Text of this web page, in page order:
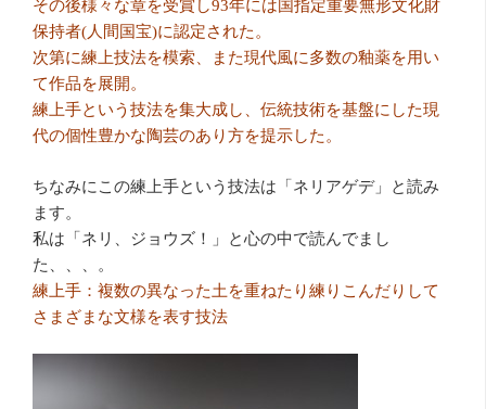
その後様々な章を受賞し93年には国指定重要無形文化財
保持者(人間国宝)に認定された。
次第に練上技法を模索、また現代風に多数の釉薬を用い
て作品を展開。
練上手という技法を集大成し、伝統技術を基盤にした現
代の個性豊かな陶芸のあり方を提示した。
ちなみにこの練上手という技法は「ネリアゲデ」と読み
ます。
私は「ネリ、ジョウズ！」と心の中で読んでまし
た、、、。
練上手：複数の異なった土を重ねたり練りこんだりして
さまざまな文様を表す技法